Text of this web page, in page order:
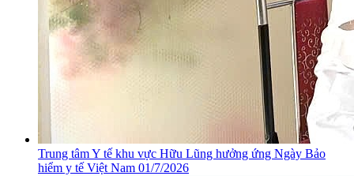
​Trung tâm Y tế khu vực Hữu Lũng hưởng ứng Ngày Bảo
hiểm y tế Việt Nam 01/7/2026